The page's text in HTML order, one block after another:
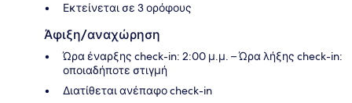
Εκτείνεται σε 3 ορόφους
Άφιξη/αναχώρηση
Ώρα έναρξης check-in: 2:00 μ.μ. – Ώρα λήξης check-in:
οποιαδήποτε στιγμή
Διατίθεται ανέπαφο check-in